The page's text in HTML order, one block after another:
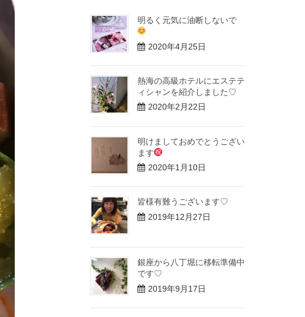
明るく元気に油断しないで
2020年4月25日
熱海の高級ホテルにエステテ
ィシャンを紹介しました♡
2020年2月22日
明けましておめでとうござい
ます
2020年1月10日
皆様有難うございます♡
2019年12月27日
銀座から八丁堀に移転準備中
です♡
2019年9月17日